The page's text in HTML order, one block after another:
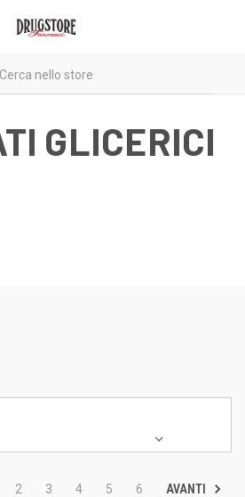
GLICERICI
2 3 4 5 6 AVANTI